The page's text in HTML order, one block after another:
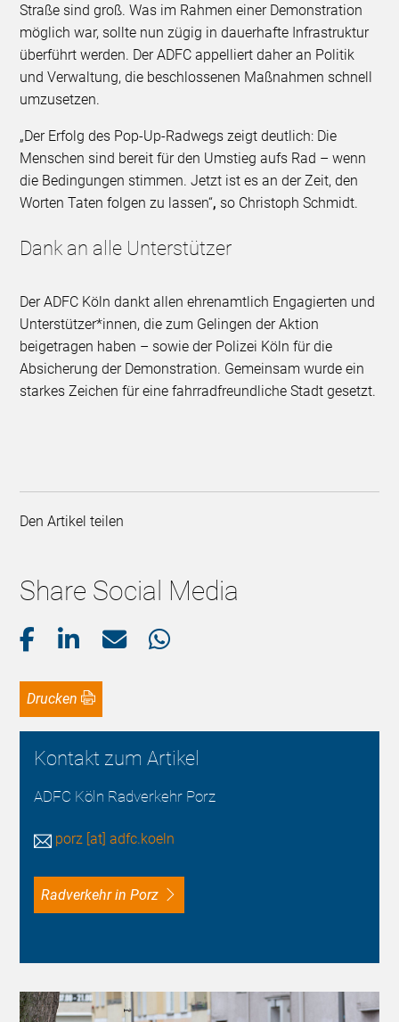
Straße sind groß. Was im Rahmen einer Demonstration
möglich war, sollte nun zügig in dauerhafte Infrastruktur
überführt werden. Der ADFC appelliert daher an Politik
und Verwaltung, die beschlossenen Maßnahmen schnell
umzusetzen.
„Der Erfolg des Pop-Up-Radwegs zeigt deutlich: Die
Menschen sind bereit für den Umstieg aufs Rad – wenn
die Bedingungen stimmen. Jetzt ist es an der Zeit, den
Worten Taten folgen zu lassen“, so Christoph Schmidt.
Dank an alle Unterstützer
Der ADFC Köln dankt allen ehrenamtlich Engagierten und
Unterstützer*innen, die zum Gelingen der Aktion
beigetragen haben – sowie der Polizei Köln für die
Absicherung der Demonstration. Gemeinsam wurde ein
starkes Zeichen für eine fahrradfreundliche Stadt gesetzt.
Den Artikel teilen
Share Social Media
Drucken
Kontakt zum Artikel
ADFC Köln Radverkehr Porz
porz [at] adfc.koeln
Radverkehr in Porz